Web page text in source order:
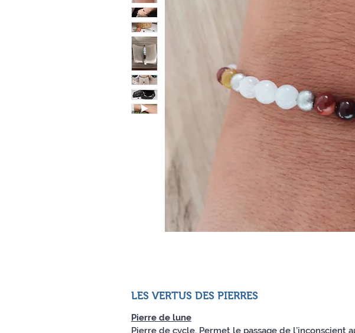
LES VERTUS DES PIERRES
Pierre de lune
Pierre de cycle. Permet le passage de l’inconscient